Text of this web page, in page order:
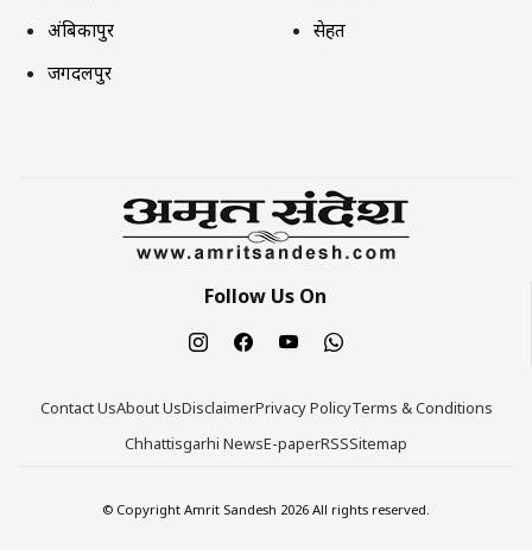
अंबिकापुर
जगदलपुर
सेहत
Follow Us On
Contact UsAbout UsDisclaimerPrivacy PolicyTerms & Conditions
Chhattisgarhi NewsE-paperRSSSitemap
© Copyright Amrit Sandesh 2026 All rights reserved.